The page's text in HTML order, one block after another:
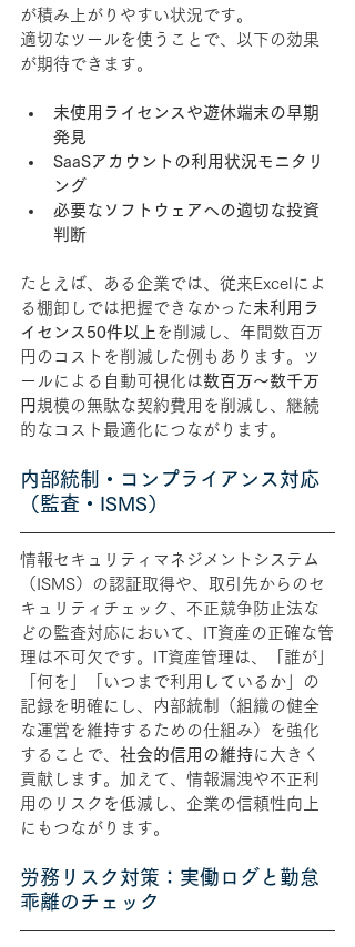
が積み上がりやすい状況です。
適切なツールを使うことで、以下の効果
が期待できます。
未使用ライセンスや遊休端末の早期
発見
SaaSアカウントの利用状況モニタリ
ング
必要なソフトウェアへの適切な投資
判断
たとえば、ある企業では、従来Excelによ
る棚卸しでは把握できなかった 未利用ラ
イセンス50件以上 を削減し、年間数百万
円のコストを削減した例もあります。ツ
ールによる自動可視化は 数百万～数千万
円 規模の無駄な契約費用を削減し、継続
的なコスト最適化につながります。
内部統制・コンプライアンス対応
（監査・ISMS）
情報セキュリティマネジメントシステム
（ISMS）の認証取得や、取引先からのセ
キュリティチェック、不正競争防止法な
どの監査対応において、IT資産の正確な管
理は不可欠です。IT資産管理は、「誰が」
「何を」「いつまで利用しているか」の
記録を明確にし、内部統制（組織の健全
な運営を維持するための仕組み）を強化
することで、 社会的信用の維持に大きく
貢献します。加えて、情報漏洩や不正利
用のリスクを低減し、企業の信頼性向上
にもつながります。
労務リスク対策：実働ログと勤怠
乖離のチェック